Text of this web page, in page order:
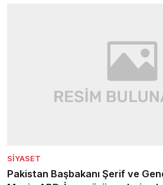
SIYASET
Pakistan Başbakanı Şerif ve